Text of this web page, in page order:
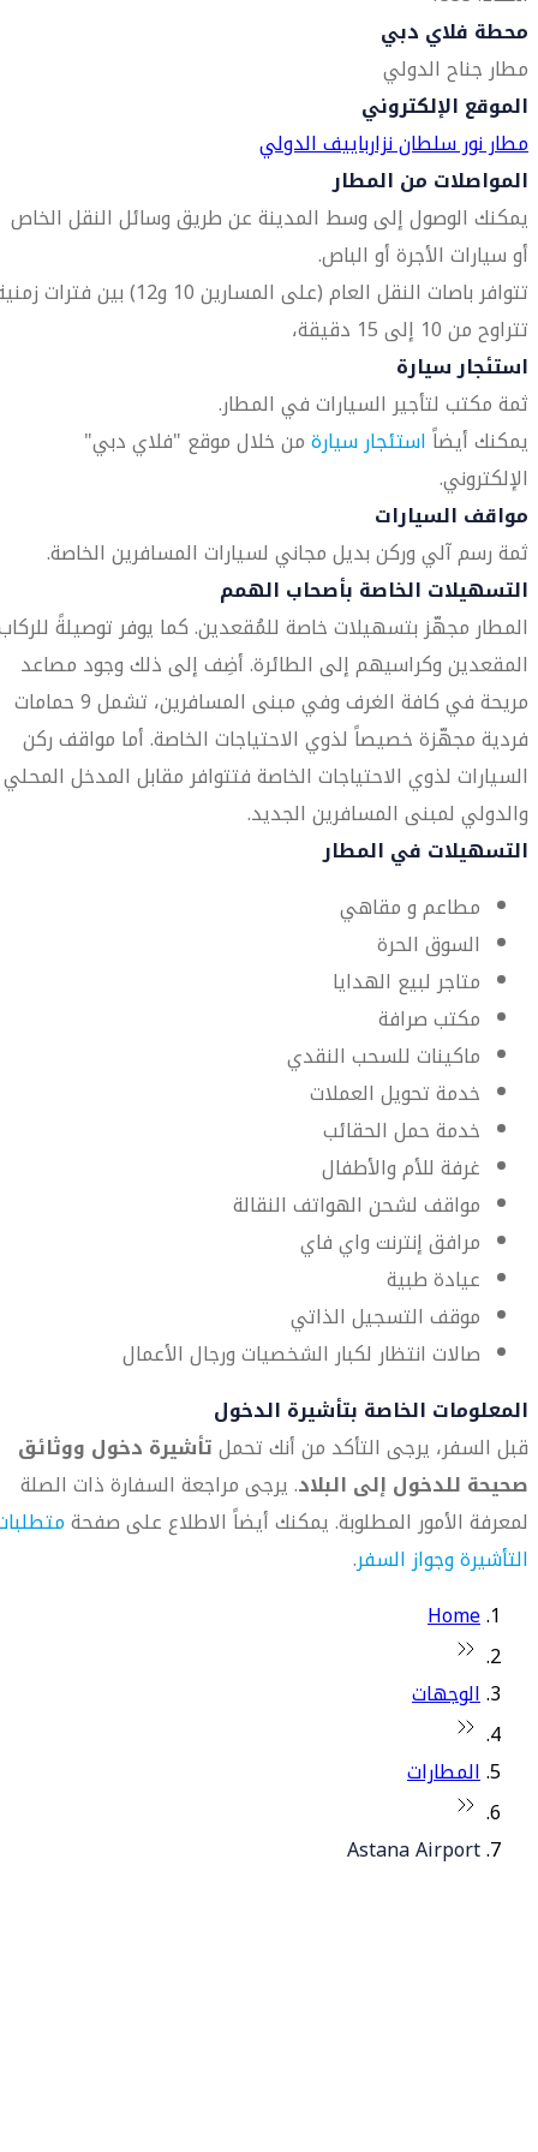
محطة فلاي دبي
مطار جناح الدولي
الموقع الإلكتروني
مطار نور سلطان نزارباييف الدولي
المواصلات من المطار
يمكنك الوصول إلى وسط المدينة عن طريق وسائل النقل الخاص
أو سيارات الأجرة أو الباص.
تتوافر باصات النقل العام (على المسارين 10 و12) بين فترات
تتراوح من 10 إلى 15 دقيقة،
استئجار سيارة
ثمة مكتب لتأجير السيارات في المطار.
يمكنك أيضاًاستئجار سيارةمن خلال موقع "فلاي دبي"
الإلكتروني.
مواقف السيارات
ثمة رسم آلي وركن بديل مجاني لسيارات المسافرين الخاصة.
التسهيلات الخاصة بأصحاب الهمم
المطار مجهّز بتسهيلات خاصة للمُقعدين. كما يوفر توصيلةً
المقعدين وكراسيهم إلى الطائرة. أضِف إلى ذلك وجود مصاعد
مريحة في كافة الغرف وفي مبنى المسافرين، تشمل 9 حمامات
فردية مجهّزة خصيصاً لذوي الاحتياجات الخاصة. أما مواقف ركن
السيارات لذوي الاحتياجات الخاصة فتتوافر مقابل المدخل المحلي
والدولي لمبنى المسافرين الجديد.
التسهيلات في المطار
مطاعم و مقاهي
السوق الحرة
متاجر لبيع الهدايا
مكتب صرافة
ماكينات للسحب النقدي
خدمة تحويل العملات
خدمة حمل الحقائب
غرفة للأم والأطفال
مواقف لشحن الهواتف النقالة
مرافق إنترنت واي فاي
عيادة طبية
موقف التسجيل الذاتي
صالات انتظار لكبار الشخصيات ورجال الأعمال
المعلومات الخاصة بتأشيرة الدخول
قبل السفر، يرجى التأكد من أنك تحملتأشيرة دخول ووثائق
صحيحة للدخول إلى البلاد. يرجى مراجعة السفارة ذات الصلة
لمعرفة الأمور المطلوبة. يمكنك أيضاً الاطلاع على صفحة
التأشيرة وجواز السفر.
Home
الوجهات
المطارات
Astana Airport